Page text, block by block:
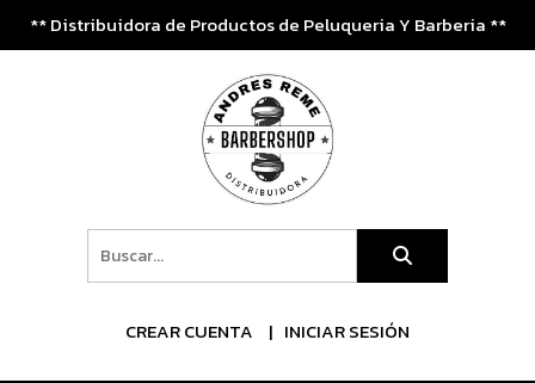
** Distribuidora de Productos de Peluqueria Y Barberia **
CREAR CUENTA INICIAR SESIÓN